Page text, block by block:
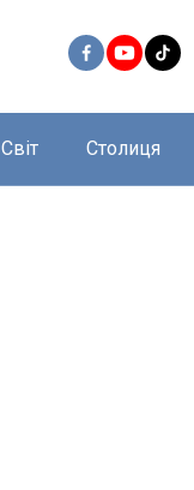
Світ Столиця